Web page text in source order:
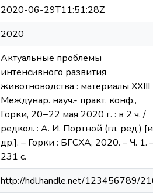
2020-06-29T11:51:28Z
2020
Актуальные проблемы
интенсивного развития
животноводства : материалы XXIII
Междунар. науч.- практ. конф.,
Горки, 20−22 мая 2020 г. : в 2 ч. /
редкол. : А. И. Портной (гл. ред.) [и
др.]. – Горки : БГСХА, 2020. – Ч. 1. –
231 с.
http://hdl.handle.net/123456789/